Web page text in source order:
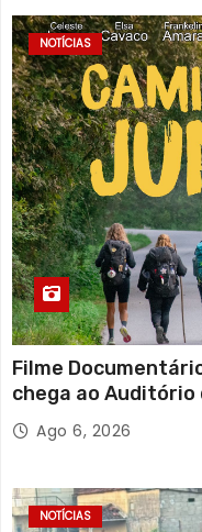
NOTÍCIAS
Filme
chega ao Auditório
solidária
Ago 6, 2026
NOTÍCIAS